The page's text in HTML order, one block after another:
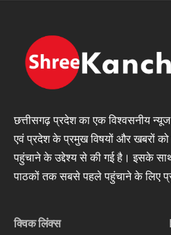
छत्तीसगढ़ प्रदेश का एक विश्वसनीय
एवं प्रदेश के प्रमुख विषयों और खबरों
पहुंचाने के उद्देश्य से की गई है। इसके
पाठकों तक सबसे पहले पहुंचाने के लिए
क्विक लिंक्स